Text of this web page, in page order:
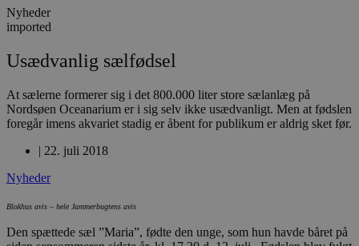
Nyheder
imported
Usædvanlig sælfødsel
At sælerne formerer sig i det 800.000 liter store sælanlæg på
Nordsøen Oceanarium er i sig selv ikke usædvanligt. Men at fødslen
foregår imens akvariet stadig er åbent for publikum er aldrig sket før.
| 22. juli 2018
Nyheder
Blokhus avis – hele Jammerbugtens avis
Den spættede sæl ”Maria”, fødte den unge, som hun havde båret på